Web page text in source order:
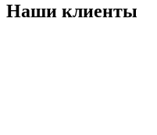
Наши клиенты